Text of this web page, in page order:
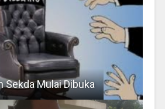
Sekda Mulai Dibuka